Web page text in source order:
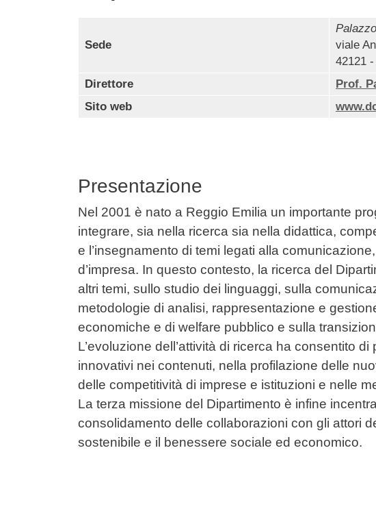
Sede
viale
42121
Direttore
Prof.
Sito web
Presentazione
Nel 2001 è nato a Reggio Emilia un importante
integrare, sia nella ricerca sia nella didattica,
e l’insegnamento di temi legati alla
d’impresa. In questo contesto, la ricerca del
altri temi, sullo studio dei linguaggi, sulla
metodologie di analisi, rappresentazione e
economiche e di welfare pubblico e sulla
L’evoluzione dell’attività di ricerca ha consentito
innovativi nei contenuti, nella profilazione delle
delle competitività di imprese e istituzioni e nelle
La terza missione del Dipartimento è infine
consolidamento delle collaborazioni con gli attori
sostenibile e il benessere sociale ed economico.